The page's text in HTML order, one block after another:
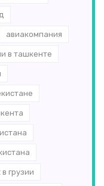
авиакомпания
в ташкенте
грузии